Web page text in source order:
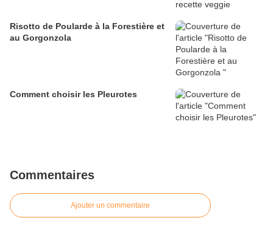
Risotto de Poularde à la Forestière et
au Gorgonzola
Comment choisir les Pleurotes
Commentaires
Ajouter un commentaire